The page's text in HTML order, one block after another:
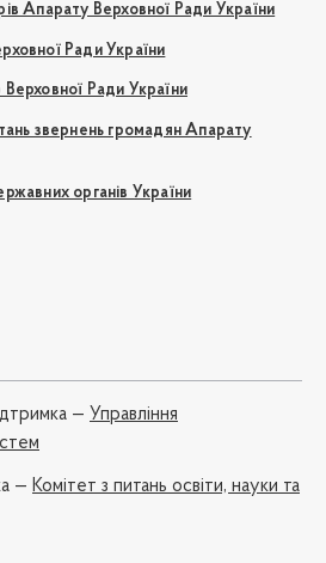
Апарату Верховної Ради України
Ради України
Ради України
звернень громадян Апарату
органів України
— Управління
— Комітет з питань освіти, науки та